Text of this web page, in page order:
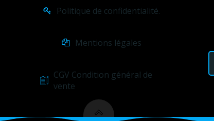
Politique de confidentialité.
Mentions légales
CGV Condition général de
vente